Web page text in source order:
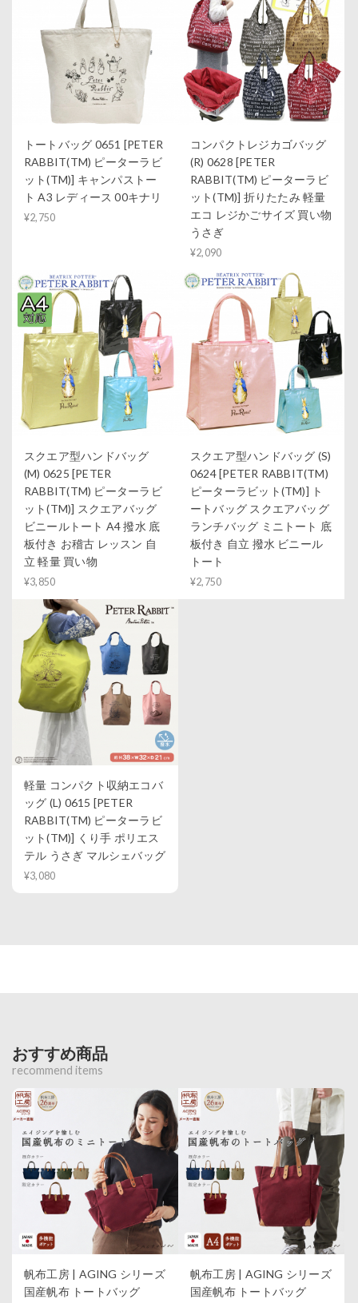
トートバッグ 0651 [PETER
RABBIT(TM) ピーターラビ
ット(TM)] キャンパストー
ト A3 レディース 00キナリ
¥2,750
コンパクトレジカゴバッグ
(R) 0628 [PETER
RABBIT(TM) ピーターラビ
ット(TM)] 折りたたみ 軽量
エコ レジかごサイズ 買い物
うさぎ
¥2,090
スクエア型ハンドバッグ
(M) 0625 [PETER
RABBIT(TM) ピーターラビ
ット(TM)] スクエアバッグ
ビニールトート A4 撥水 底
板付き お稽古 レッスン 自
立 軽量 買い物
¥3,850
スクエア型ハンドバッグ (S)
0624 [PETER RABBIT(TM)
ピーターラビット(TM)] ト
ートバッグ スクエアバッグ
ランチバッグ ミニトート 底
板付き 自立 撥水 ビニール
トート
¥2,750
軽量 コンパクト収納エコバ
ッグ (L) 0615 [PETER
RABBIT(TM) ピーターラビ
ット(TM)] くり手 ポリエス
テル うさぎ マルシェバッグ
¥3,080
おすすめ商品
recommend items
帆布工房 | AGING シリーズ
国産帆布 トートバッグ
帆布工房 | AGING シリーズ
国産帆布 トートバッグ